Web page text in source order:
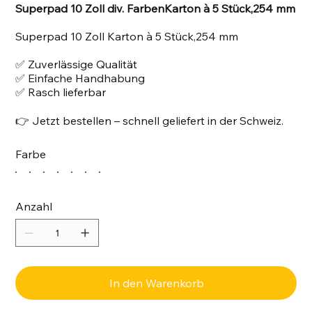
Superpad 10 Zoll div. FarbenKarton à 5 Stück,254 mm
Superpad 10 Zoll Karton à 5 Stück,254 mm
✅ Zuverlässige Qualität
✅ Einfache Handhabung
✅ Rasch lieferbar
👉 Jetzt bestellen – schnell geliefert in der Schweiz.
Farbe
Anzahl
In den Warenkorb